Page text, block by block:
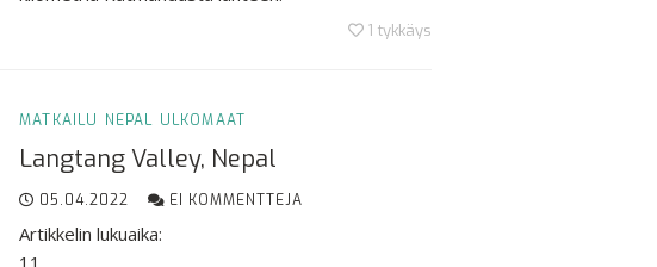
1 tykkäys
MATKAILU NEPAL ULKOMAAT
Langtang Valley, Nepal
05.04.2022 EI KOMMENTTEJA
Artikkelin lukuaika:
11